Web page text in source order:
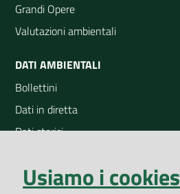
Grandi Opere
Valutazioni ambientali
DATI AMBIENTALI
Bollettini
Dati in diretta
Dati storici
Open Data
Usiamo i cookies